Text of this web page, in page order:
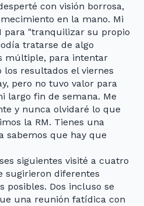
con visión borrosa,
en la mano. Mi
para "tranquilizar su propio
tratarse de algo
múltiple, para intentar
resultados el viernes
pero no tuvo valor para
largo fin de semana. Me
y nunca olvidaré lo que
la RM. Tienes una
sabemos que hay que
siguientes visité a cuatro
sugirieron diferentes
posibles. Dos incluso se
una reunión fatídica con